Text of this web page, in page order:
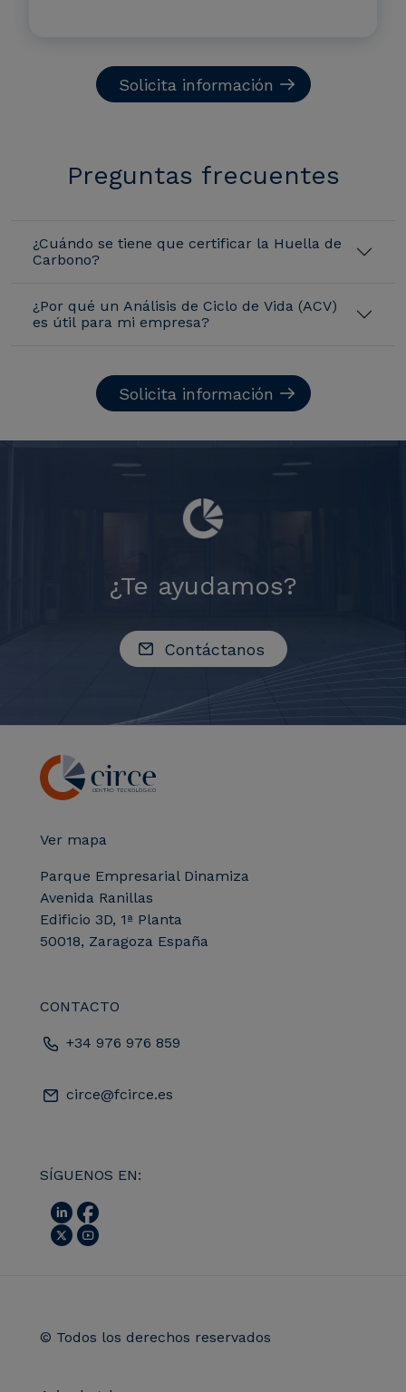
Solicita información
Preguntas frecuentes
¿Cuándo se tiene que certificar la Huella de
Carbono?
¿Por qué un Análisis de Ciclo de Vida (ACV)
es útil para mi empresa?
Solicita información
¿Te ayudamos?
Contáctanos
Ver mapa
Parque Empresarial Dinamiza
Avenida Ranillas
Edificio 3D, 1ª Planta
50018, Zaragoza España
CONTACTO
+34 976 976 859
circe@fcirce.es
SÍGUENOS EN:
© Todos los derechos reservados